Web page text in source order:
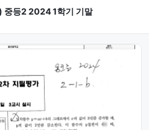
중등2 2024 1학기 기말